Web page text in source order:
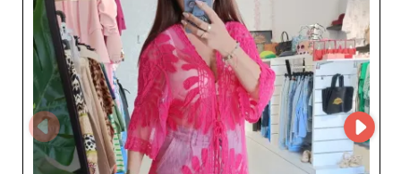
atendimento personalizado e um acompanhamento à
medida. Ao escolher Imperium Mody, colabora com um
parceiro fiável e atento, reconhecido pela qualidade
consistente dos seus produtos e por um serviço ao
cliente ágil. Graças ao seu profissionalismo e know-how,
este grossista afirma-se como um interveniente sólido
no mercado europeu de pronto‑a‑vestir feminino. Confie
em Imperium Mody para enriquecer o seu sortido de
roupa feminina e oferecer às suas clientes coleções
simultaneamente tendência, duráveis e cativantes.